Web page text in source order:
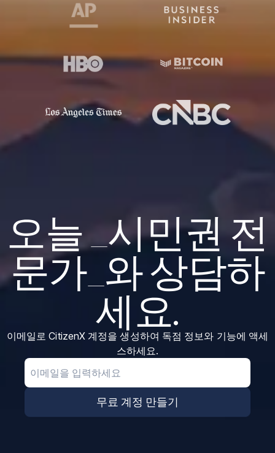
오늘 _시민권 전
문가_와 상담하
세요.
이메일로 CitizenX 계정을 생성하여 독점 정보와 기능에 액세
스하세요.
Email
무료 계정 만들기